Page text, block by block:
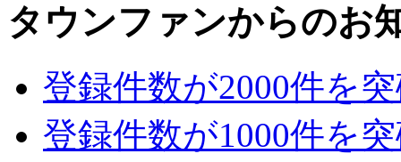
タウンファンからのお
登録件数が2000件を
登録件数が1000件を